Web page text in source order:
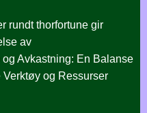
rundt thorfortune gir
av
Avkastning: En Balanse
og Ressurser